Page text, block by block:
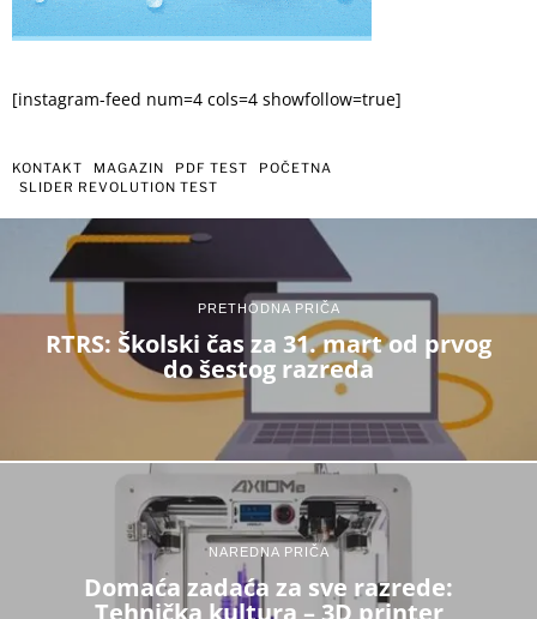
[instagram-feed num=4 cols=4 showfollow=true]
KONTAKT MAGAZIN PDF TEST
POČETNA
SLIDER REVOLUTION TEST
PRETHODNA PRIČA
RTRS: Školski čas za 31. mart od prvog
do šestog razreda
NAREDNA PRIČA
Domaća zadaća za sve razrede: